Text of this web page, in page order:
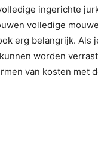
ingerichte
volledige
erg belangrijk. Als
worden
van kosten met